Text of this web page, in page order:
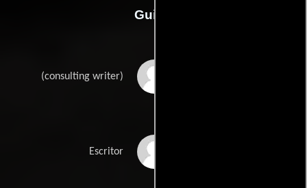
Guión
(consulting writer)
Escritor